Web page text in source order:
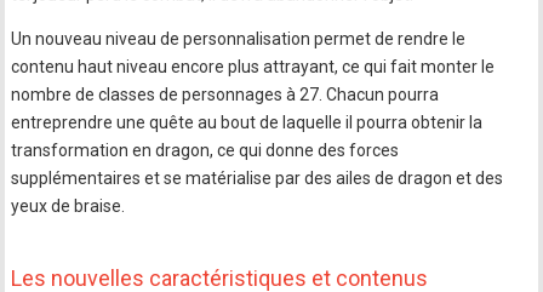
Un nouveau niveau de personnalisation permet de rendre le
contenu haut niveau encore plus attrayant, ce qui fait monter le
nombre de classes de personnages à 27. Chacun pourra
entreprendre une quête au bout de laquelle il pourra obtenir la
transformation en dragon, ce qui donne des forces
supplémentaires et se matérialise par des ailes de dragon et des
yeux de braise.
Les nouvelles caractéristiques et contenus